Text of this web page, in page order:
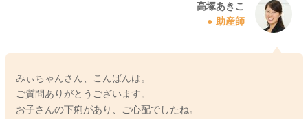
高塚あきこ
助産師
みぃちゃんさん、こんばんは。
ご質問ありがとうございます。
お子さんの下痢があり、ご心配でしたね。